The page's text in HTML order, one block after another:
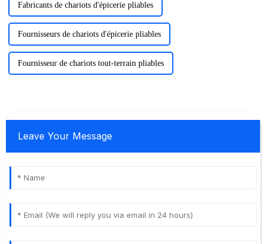
Fabricants de chariots d'épicerie pliables
Fournisseurs de chariots d'épicerie pliables
Fournisseur de chariots tout-terrain pliables
Leave Your Message